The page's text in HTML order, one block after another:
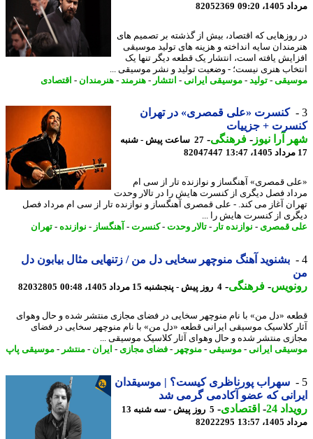
09:20
82052369
که اقتصاد، بیش از گذشته بر تصمیم های
سایه انداخته و هزینه های تولید موسیقی
یافته است، انتشار یک قطعه دیگر تنها یک
هنری نیست؛ - وضعیت تولید و نشر موسیقی ...
-تولید-موسیقی ایرانی- انتشار-هنرمند-هنرمندان- اقتصادی
کنسرت «علی قمصری» در تهران
+ جزییات
آرا نیوز-فرهنگی-
27 ساعت پیش - شنبه
82047447
قمصری» آهنگساز و نوازنده تار از سی ام
فصل دیگری از کنسرت هایش را در تالار وحدت
آغاز می کند. - علی قمصری آهنگساز و نوازنده تار از سی ام مرداد فصل
از کنسرت هایش را ...
قمصری- نوازنده تار- تالار وحدت-کنسرت- آهنگساز-نوازنده -تهران
بشنوید آهنگ منوچهر سخایی دل من / زتنهایی مثال بیابون دل
-فرهنگی-4 روز پیش - پنجشنبه 15 مرداد 1405، 00:48 82032805
«دل من» با نام منوچهر سخایی در فضای مجازی منتشر شده و حال وهوای
کلاسیک موسیقی ایرانی قطعه «دل من» با نام منوچهر سخایی در فضای
منتشر شده و حال وهوای آثار کلاسیک موسیقی ...
ایرانی- موسیقی-منوچهر-فضای مجازی- ایران - منتشر-موسیقی پاپ
سهراب پورناظری کیست؟ | موسیقدان
که عضو آکادمی گرمی شد
24
-اقتصادی-
5 روز پیش - سه شنبه 13
13:57
82022295